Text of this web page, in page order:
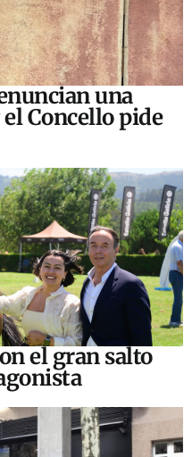
una
el Concello pide
el gran salto